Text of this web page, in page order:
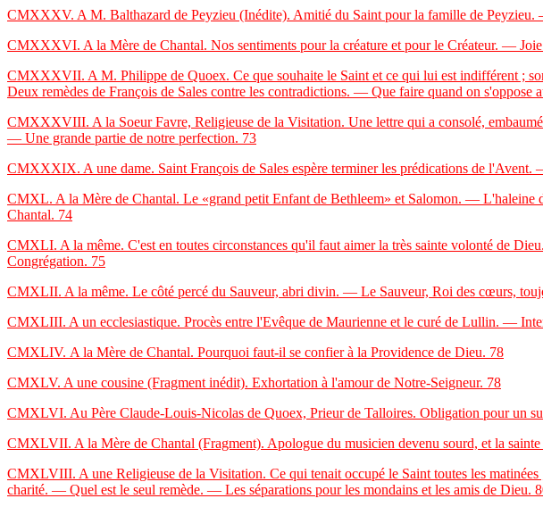
CMXXXV. A M. Balthazard de Peyzieu (Inédite). Amitié du Saint pour la famille de Peyzieu.
CMXXXVI. A la Mère de Chantal. Nos sentiments pour la créature et pour le Créateur. —
CMXXXVII. A M. Philippe de Quoex. Ce que souhaite le Saint et ce qui lui est indifférent ;
Deux remèdes de François de Sales contre les contradictions. — Que faire quand on s'oppose
CMXXXVIII. A la Soeur Favre, Religieuse de la Visitation. Une lettre qui a consolé,
— Une grande partie de notre perfection. 73
CMXXXIX. A une dame. Saint François de Sales espère terminer les prédications de
CMXL. A la Mère de Chantal. Le «grand petit Enfant de Bethleem» et Salomon. —
Chantal. 74
CMXLI. A la même. C'est en toutes circonstances qu'il faut aimer la très sainte volonté de
Congrégation. 75
CMXLII. A la même. Le côté percé du Sauveur, abri divin. — Le Sauveur, Roi des cœurs,
CMXLIII. A un ecclesiastique. Procès entre l'Evêque de Maurienne et le curé de Lullin. —
CMXLIV. A la Mère de Chantal. Pourquoi faut-il se confier à la Providence de Dieu. 78
CMXLV. A une cousine (Fragment inédit). Exhortation à l'amour de Notre-Seigneur. 78
CMXLVI. Au Père Claude-Louis-Nicolas de Quoex, Prieur de Talloires. Obligation pour un
CMXLVII. A la Mère de Chantal (Fragment). Apologue du musicien devenu sourd, et la
CMXLVIII. A une Religieuse de la Visitation. Ce qui tenait occupé le Saint toutes les
charité. — Quel est le seul remède. — Les séparations pour les mondains et les amis de Dieu.